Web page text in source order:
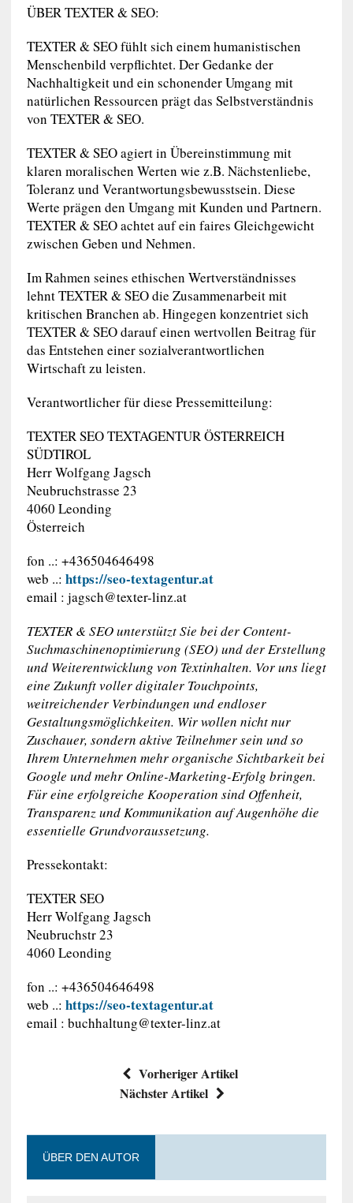
ÜBER TEXTER & SEO:
TEXTER & SEO fühlt sich einem humanistischen
Menschenbild verpflichtet. Der Gedanke der
Nachhaltigkeit und ein schonender Umgang mit
natürlichen Ressourcen prägt das Selbstverständnis
von TEXTER & SEO.
TEXTER & SEO agiert in Übereinstimmung mit
klaren moralischen Werten wie z.B. Nächstenliebe,
Toleranz und Verantwortungsbewusstsein. Diese
Werte prägen den Umgang mit Kunden und Partnern.
TEXTER & SEO achtet auf ein faires Gleichgewicht
zwischen Geben und Nehmen.
Im Rahmen seines ethischen Wertverständnisses
lehnt TEXTER & SEO die Zusammenarbeit mit
kritischen Branchen ab. Hingegen konzentriet sich
TEXTER & SEO darauf einen wertvollen Beitrag für
das Entstehen einer sozialverantwortlichen
Wirtschaft zu leisten.
Verantwortlicher für diese Pressemitteilung:
TEXTER SEO TEXTAGENTUR ÖSTERREICH
SÜDTIROL
Herr Wolfgang Jagsch
Neubruchstrasse 23
4060 Leonding
Österreich
fon ..: +436504646498
web ..: https://seo-textagentur.at
email : jagsch@texter-linz.at
TEXTER & SEO unterstützt Sie bei der Content-
Suchmaschinenoptimierung (SEO) und der Erstellung
und Weiterentwicklung von Textinhalten. Vor uns liegt
eine Zukunft voller digitaler Touchpoints,
weitreichender Verbindungen und endloser
Gestaltungsmöglichkeiten. Wir wollen nicht nur
Zuschauer, sondern aktive Teilnehmer sein und so
Ihrem Unternehmen mehr organische Sichtbarkeit bei
Google und mehr Online-Marketing-Erfolg bringen.
Für eine erfolgreiche Kooperation sind Offenheit,
Transparenz und Kommunikation auf Augenhöhe die
essentielle Grundvoraussetzung.
Pressekontakt:
TEXTER SEO
Herr Wolfgang Jagsch
Neubruchstr 23
4060 Leonding
fon ..: +436504646498
web ..: https://seo-textagentur.at
email : buchhaltung@texter-linz.at
Vorheriger Artikel
Nächster Artikel
ÜBER DEN AUTOR